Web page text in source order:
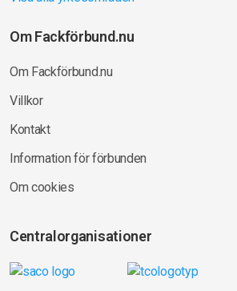
Om Fackförbund.nu
Om Fackförbund.nu
Villkor
Kontakt
Information för förbunden
Om cookies
Centralorganisationer